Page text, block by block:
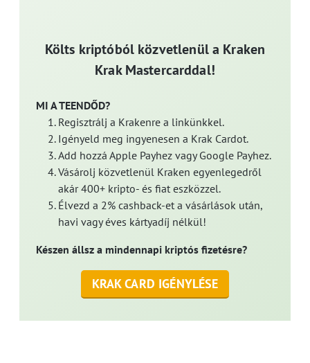
Költs kriptóból közvetlenül a Kraken
Krak Mastercarddal!
MI A TEENDŐD?
Regisztrálj a Krakenre a linkünkkel.
Igényeld meg ingyenesen a Krak Cardot.
Add hozzá Apple Payhez vagy Google Payhez.
Vásárolj közvetlenül Kraken egyenlegedről
akár 400+ kripto- és fiat eszközzel.
Élvezd a 2% cashback-et a vásárlások után,
havi vagy éves kártyadíj nélkül!
Készen állsz a mindennapi kriptós fizetésre?
KRAK CARD IGÉNYLÉSE